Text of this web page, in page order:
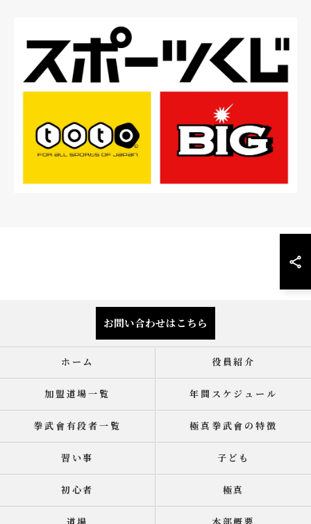
お問い合わせはこちら
ホーム 役員紹介
加盟道場一覧 年間スケジュール
拳武會有段者一覧 極真拳武會の特徴
習い事 子ども
初心者 極真